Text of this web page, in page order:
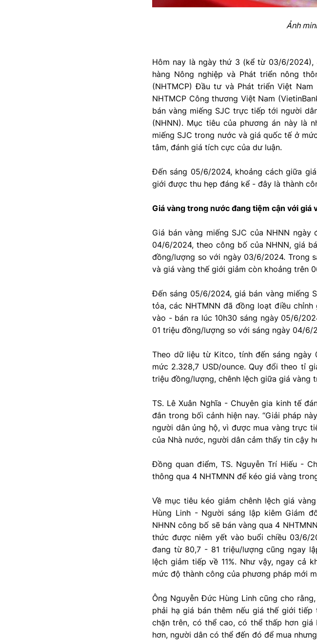
Ảnh
Hôm nay là ngày thứ 3 (kể từ 03/6/2024),
hàng Nông nghiệp và Phát triển nông
(NHTMCP) Đầu tư và Phát triển Việt Nam
NHTMCP Công thương Việt Nam
bán vàng miếng SJC trực tiếp tới người
(NHNN). Mục tiêu của phương án này là
miếng SJC trong nước và giá quốc tế ở
tâm, đánh giá tích cực của dư luận.
Đến sáng 05/6/2024, khoảng cách giữa
giới được thu hẹp đáng kể - đây là thành
Giá vàng trong nước đang tiệm cận với giá
Giá bán vàng miếng SJC của NHNN
04/6/2024, theo công bố của NHNN, giá
đồng/lượng so với ngày 03/6/2024. Trong
và giá vàng thế giới giảm còn khoảng trên
Đến sáng 05/6/2024, giá bán vàng miếng
tỏa, các NHTMNN đã đồng loạt điều
vào - bán ra lúc 10h30 sáng ngày 05/6/
01 triệu đồng/lượng so với sáng ngày 04/6/
Theo dữ liệu từ Kitco, tính đến sáng
mức 2.328,7 USD/ounce. Quy đổi theo tỉ
triệu đồng/lượng, chênh lệch giữa giá
TS. Lê Xuân Nghĩa - Chuyên gia kinh tế
đắn trong bối cảnh hiện nay. “Giải pháp
người dân ủng hộ, vì được mua vàng trực
của Nhà nước, người dân cảm thấy tin cậy
Đồng quan điểm, TS. Nguyễn Trí Hiếu -
thông qua 4 NHTMNN để kéo giá vàng
Về mục tiêu kéo giảm chênh lệch giá
Hùng Linh - Người sáng lập kiêm Giám
NHNN công bố sẽ bán vàng qua 4
thức được niêm yết vào buổi chiều 03/6/
đang từ 80,7 - 81 triệu/lượng cũng ngay
lệch giảm tiếp về 11%. Như vậy, ngay cả
mức độ thành công của phương pháp mới
Ông Nguyễn Đức Hùng Linh cũng cho
phải hạ giá bán thêm nếu giá thế giới
chặn trên, có thể cao, có thể thấp hơn giá
hơn, người dân có thể đến đó để mua